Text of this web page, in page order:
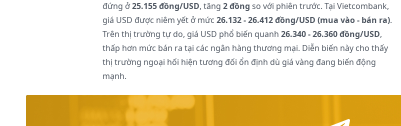
đứng ở25.155 đồng/USD, tăng 2 đồng so với phiên trước. Tại Vietcombank,
giá USD được niêm yết ở mức 26.132 - 26.412 đồng/USD (mua vào - bán ra).
Trên thị trường tự do, giá USD phổ biến quanh 26.340 - 26.360 đồng/USD,
thấp hơn mức bán ra tại các ngân hàng thương mại. Diễn biến này cho thấy
thị trường ngoại hối hiện tương đối ổn định dù giá vàng đang biến động
mạnh.